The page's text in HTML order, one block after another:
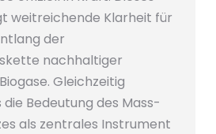
weitreichende Klarheit für
der
nachhaltiger
Gleichzeitig
Bedeutung des Mass-
als zentrales Instrument